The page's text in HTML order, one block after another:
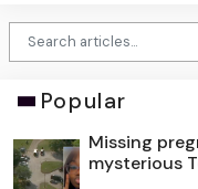
Popular
Missing
mysterious